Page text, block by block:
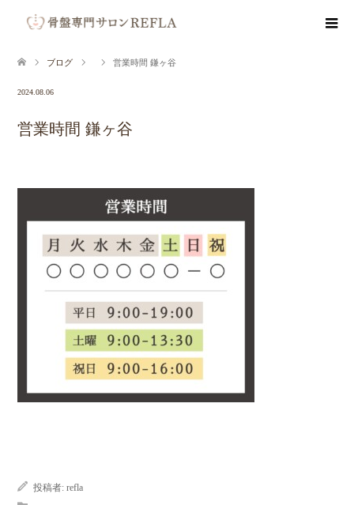
ブログ 営業時間 鎌ヶ谷
2024.08.06
営業時間 鎌ヶ谷
投稿者: refla